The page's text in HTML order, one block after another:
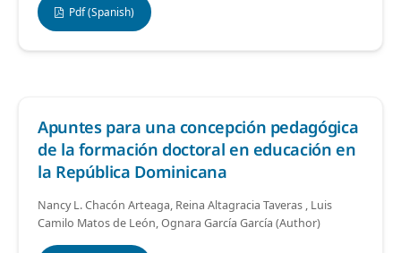
Pdf (Spanish)
Apuntes para una concepción pedagógica
de la formación doctoral en educación en
la República Dominicana
Nancy L. Chacón Arteaga, Reina Altagracia Taveras , Luis
Camilo Matos de León, Ognara García García (Author)